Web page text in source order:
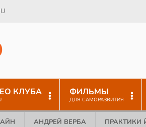
КЛУБА ФИЛЬМЫ
ДЛЯ САМОРАЗВИТИЯ
АНДРЕЙ ВЕРБА ПРАКТИКИ